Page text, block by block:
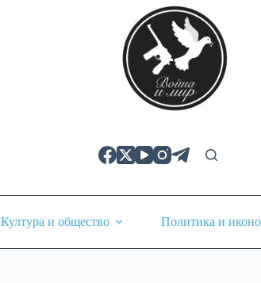
Култура и общество Политика и